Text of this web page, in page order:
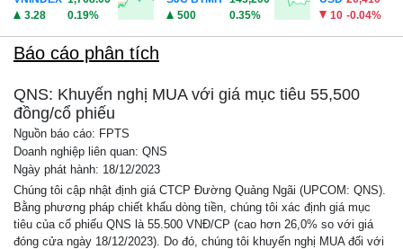
3.28
0.19%
500
0.35%
10 -0.04%
Báo cáo phân tích
QNS: Khuyến nghị MUA với giá mục tiêu 55,500
đồng/cổ phiếu
Nguồn báo cáo: FPTS
Doanh nghiệp liên quan: QNS
Ngày phát hành: 18/12/2023
Chúng tôi cập nhật định giá CTCP Đường Quảng Ngãi (UPCOM: QNS).
Bằng phương pháp chiết khấu dòng tiền, chúng tôi xác định giá mục
tiêu của cổ phiếu QNS là 55.500 VNĐ/CP (cao hơn 26,0% so với giá
đóng cửa ngày 18/12/2023). Do đó, chúng tôi khuyến nghị MUA đối với